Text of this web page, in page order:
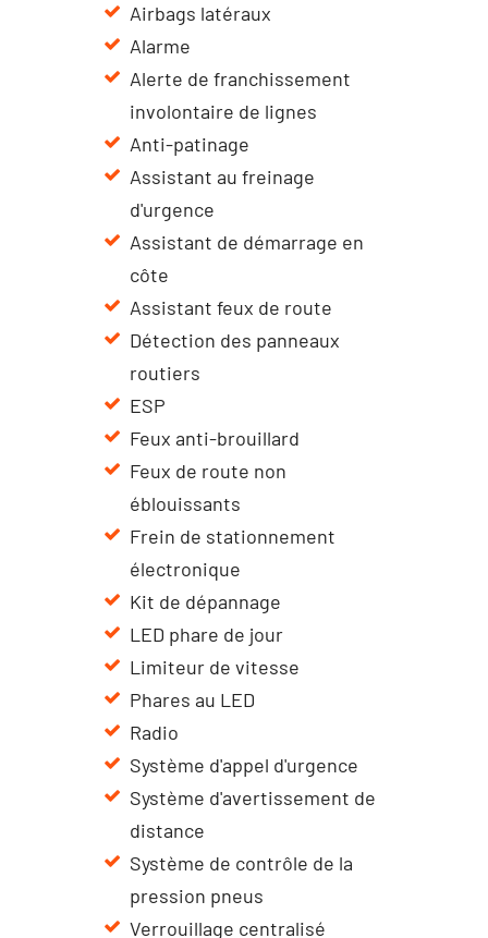
Airbags latéraux
Alarme
Alerte de franchissement
involontaire de lignes
Anti-patinage
Assistant au freinage
d'urgence
Assistant de démarrage en
côte
Assistant feux de route
Détection des panneaux
routiers
ESP
Feux anti-brouillard
Feux de route non
éblouissants
Frein de stationnement
électronique
Kit de dépannage
LED phare de jour
Limiteur de vitesse
Phares au LED
Radio
Système d'appel d'urgence
Système d'avertissement de
distance
Système de contrôle de la
pression pneus
Verrouillage centralisé